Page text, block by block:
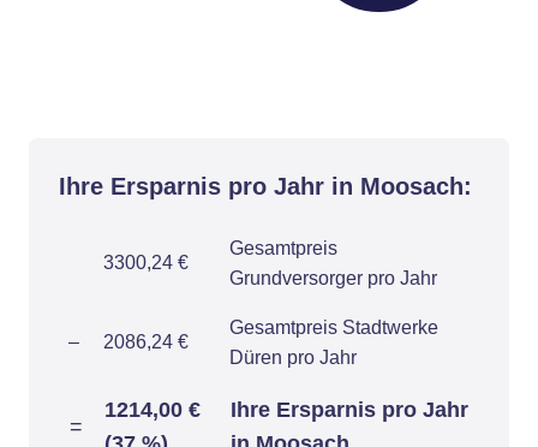
Ihre Ersparnis pro Jahr in Moosach:
3300,24 €
Gesamtpreis
Grundversorger pro Jahr
– 2086,24 €
Gesamtpreis Stadtwerke
Düren pro Jahr
=
1214,00 €
Ihre Ersparnis pro Jahr